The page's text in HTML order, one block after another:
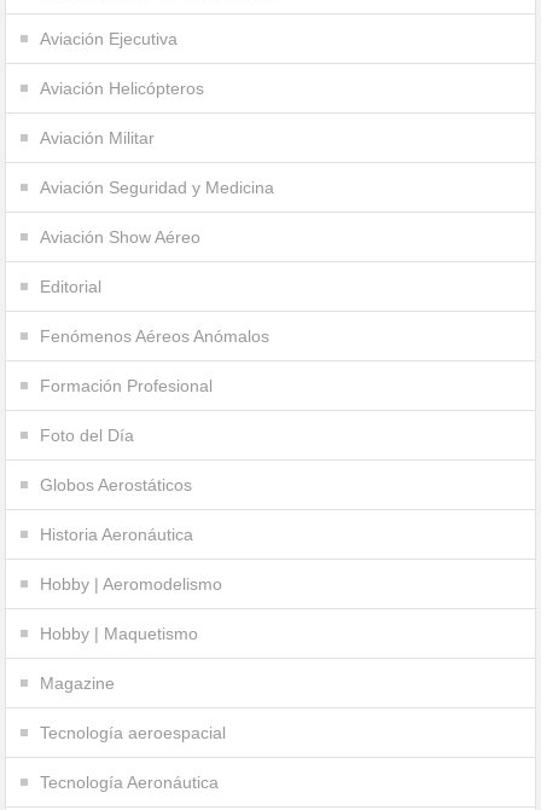
Aviación Ejecutiva
Aviación Helicópteros
Aviación Militar
Aviación Seguridad y Medicina
Aviación Show Aéreo
Editorial
Fenómenos Aéreos Anómalos
Formación Profesional
Foto del Día
Globos Aerostáticos
Historia Aeronáutica
Hobby | Aeromodelismo
Hobby | Maquetismo
Magazine
Tecnología aeroespacial
Tecnología Aeronáutica